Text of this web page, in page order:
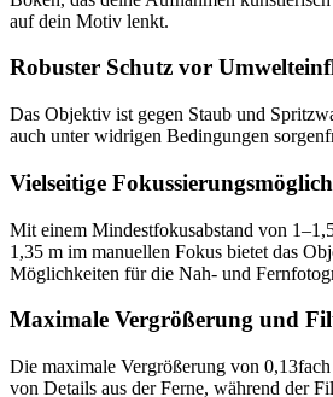
auf dein Motiv lenkt.
Robuster Schutz vor
Das Objektiv ist gegen Staub und
auch unter widrigen Bedingungen
Vielseitige
Mit einem Mindestfokusabstand von
1,35 m im manuellen Fokus bietet das
Möglichkeiten für die Nah- und
Maximale Vergrößerung und
Die maximale Vergrößerung von
von Details aus der Ferne, während der